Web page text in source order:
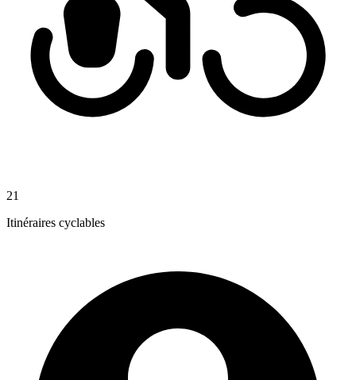
21
Itinéraires cyclables